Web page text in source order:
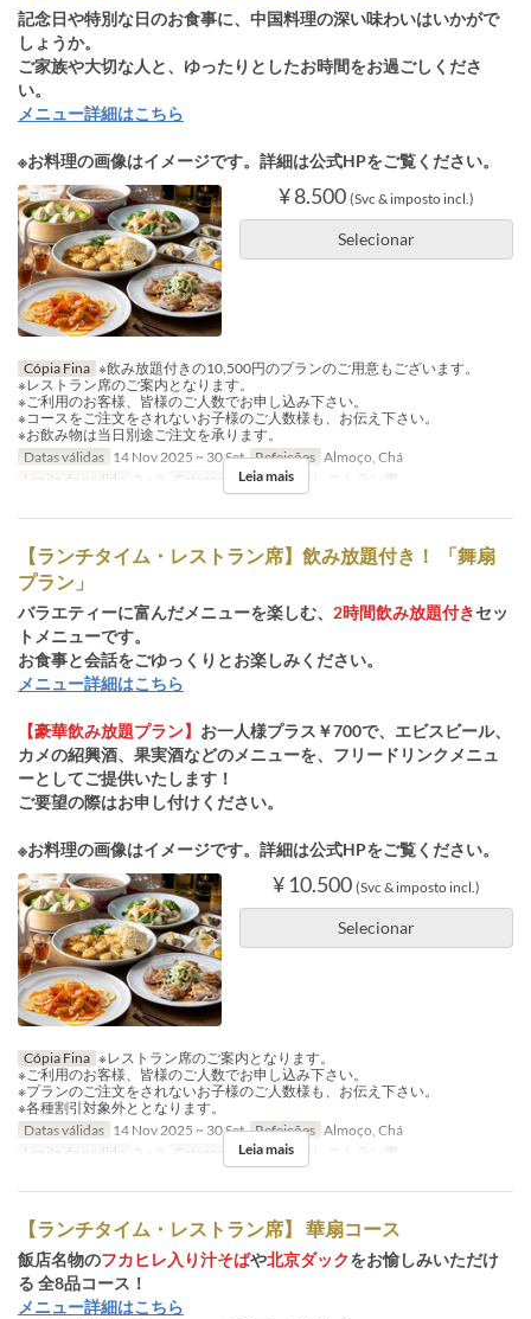
記念日や特別な日のお食事に、中国料理の深い味わいはいかがで
しょうか。
ご家族や大切な人と、ゆったりとしたお時間をお過ごしくださ
い。
メニュー詳細はこちら
※お料理の画像はイメージです。詳細は公式HPをご覧ください。
¥ 8.500 (Svc & imposto incl.)
Selecionar
Cópia Fina ※飲み放題付きの10,500円のプランのご用意もございます。
※レストラン席のご案内となります。
※ご利用のお客様、皆様のご人数でお申し込み下さい。
※コースをご注文をされないお子様のご人数様も、お伝え下さい。
※お飲み物は当日別途ご注文を承ります。
Datas válidas 14 Nov 2025 ~ 30 Set Refeições Almoço, Chá
Limite de pedido
2 ~ 8 Categoria de Assento レストラン席
Leia mais
【ランチタイム・レストラン席】飲み放題付き！ 「舞扇
プラン」
バラエティーに富んだメニューを楽しむ、 2時間飲み放題付きセッ
トメニューです。
お食事と会話をごゆっくりとお楽しみください。
メニュー詳細はこちら
【豪華飲み放題プラン】 お一人様プラス￥700で、エビスビール、
カメの紹興酒、果実酒などのメニューを、フリードリンクメニュ
ーとしてご提供いたします！
ご要望の際はお申し付けください。
※お料理の画像はイメージです。詳細は公式HPをご覧ください。
¥ 10.500 (Svc & imposto incl.)
Selecionar
Cópia Fina ※レストラン席のご案内となります。
※ご利用のお客様、皆様のご人数でお申し込み下さい。
※プランのご注文をされないお子様のご人数様も、お伝え下さい。
※各種割引対象外ととなります。
Datas válidas 14 Nov 2025 ~ 30 Set Refeições Almoço, Chá
Limite de pedido
2 ~ 8 Categoria de Assento レストラン席
Leia mais
【ランチタイム・レストラン席】 華扇コース
飯店名物のフカヒレ入り汁そばや北京ダックをお愉しみいただけ
る 全8品コース！
メニュー詳細はこちら